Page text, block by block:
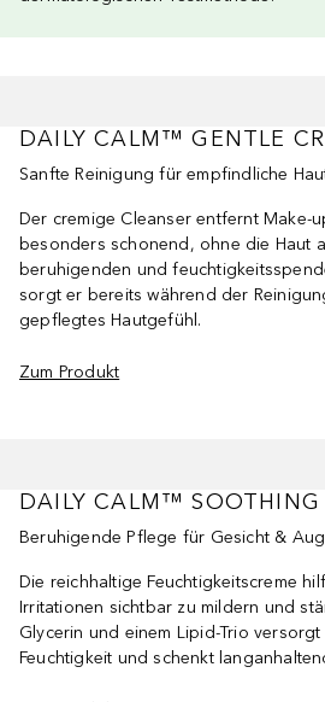
DAILY CALM™ GENTLE
Sanfte Reinigung für empfindliche
Der cremige Cleanser entfernt Make-
besonders schonend, ohne die Haut
beruhigenden und
sorgt er bereits während der
gepflegtes Hautgefühl.
Zum Produkt
DAILY CALM™ SOOTHING
Beruhigende Pflege für Gesicht &
Die reichhaltige Feuchtigkeitscreme
Irritationen sichtbar zu mildern und
Glycerin und einem Lipid-Trio
Feuchtigkeit und schenkt